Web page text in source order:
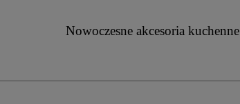
Nowoczesne akcesoria kuchenne